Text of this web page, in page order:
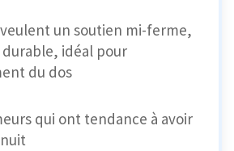
veulent un soutien mi-ferme,
idéal pour
du dos
qui ont tendance à avoir